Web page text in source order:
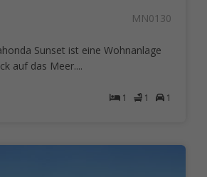
MN0130
Sunset ist eine Wohnanlage
auf das Meer....
1 1 1